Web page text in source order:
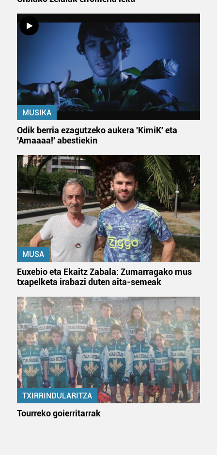
MUSIKA
Odik berria ezagutzeko aukera 'KimiK' eta
'Amaaaa!' abestiekin
MUSA
Euxebio eta Ekaitz Zabala: Zumarragako mus
txapelketa irabazi duten aita-semeak
TXIRRINDULARITZA
Tourreko goierritarrak